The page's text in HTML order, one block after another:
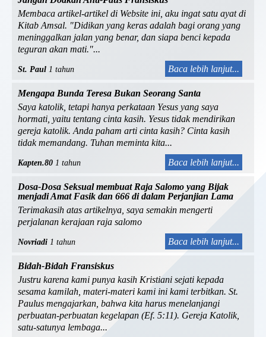
Membaca artikel-artikel di Website ini, aku ingat satu ayat di
Kitab Amsal. "Didikan yang keras adalah bagi orang yang
meninggalkan jalan yang benar, dan siapa benci kepada
teguran akan mati."...
St. Paul 1 tahun Baca lebih lanjut...
Mengapa Bunda Teresa Bukan Seorang Santa
Saya katolik, tetapi hanya perkataan Yesus yang saya
hormati, yaitu tentang cinta kasih. Yesus tidak mendirikan
gereja katolik. Anda paham arti cinta kasih? Cinta kasih
tidak memandang. Tuhan meminta kita...
Kapten.80 1 tahun Baca lebih lanjut...
Dosa-Dosa Seksual membuat Raja Salomo yang Bijak
menjadi Amat Fasik dan 666 di dalam Perjanjian Lama
Terimakasih atas artikelnya, saya semakin mengerti
perjalanan kerajaan raja salomo
Novriadi 1 tahun Baca lebih lanjut...
Bidah-Bidah Fransiskus
Justru karena kami punya kasih Kristiani sejati kepada
sesama kamilah, materi-materi kami ini kami terbitkan. St.
Paulus mengajarkan, bahwa kita harus menelanjangi
perbuatan-perbuatan kegelapan (Ef. 5:11). Gereja Katolik,
satu-satunya lembaga...